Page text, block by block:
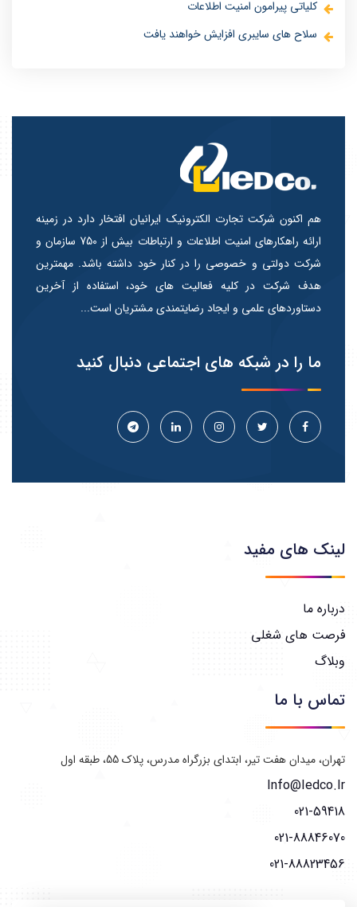
کلیاتی پیرامون امنیت اطلاعات
سلاح های سایبری افزایش خواهند یافت
هم اکنون شرکت تجارت الکترونیک ایرانیان افتخار دارد در زمینه
ارائه راهکارهای امنیت اطلاعات و ارتباطات بیش از 750 سازمان و
شرکت دولتی و خصوصی را در کنار خود داشته باشد. مهمترین
هدف شرکت در کلیه فعالیت های خود، استفاده از آخرین
دستاوردهای علمی و ایجاد رضایتمندی مشتریان است...
ما را در شبکه های اجتماعی دنبال کنید
لینک های مفید
درباره ما
فرصت های شغلی
وبلاگ
تماس با ما
تهران، میدان هفت تیر، ابتدای بزرگراه مدرس، پلاک 55، طبقه اول
Info@iedco.ir
021-59418
021-88846070
021-88823456